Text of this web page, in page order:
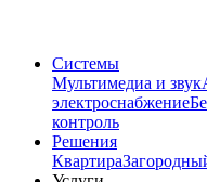
Системы
Мультимедиа и звук
электроснабжение
контроль
Решения
Квартира